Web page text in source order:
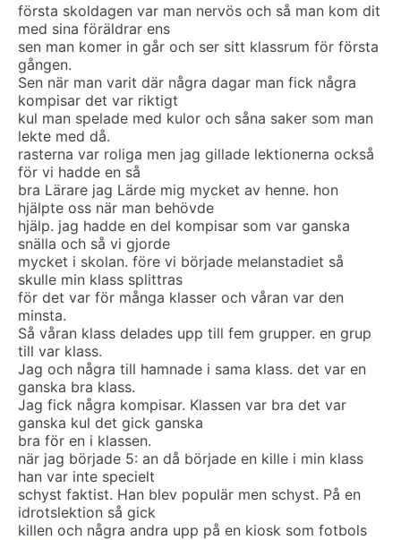
första skoldagen var man nervös och så man kom dit
med sina föräldrar ens
sen man komer in går och ser sitt klassrum för första
gången.
Sen när man varit där några dagar man fick några
kompisar det var riktigt
kul man spelade med kulor och såna saker som man
lekte med då.
rasterna var roliga men jag gillade lektionerna också
för vi hadde en så
bra Lärare jag Lärde mig mycket av henne. hon
hjälpte oss när man behövde
hjälp. jag hadde en del kompisar som var ganska
snälla och så vi gjorde
mycket i skolan. före vi började melanstadiet så
skulle min klass splittras
för det var för många klasser och våran var den
minsta.
Så våran klass delades upp till fem grupper. en grup
till var klass.
Jag och några till hamnade i sama klass. det var en
ganska bra klass.
Jag fick några kompisar. Klassen var bra det var
ganska kul det gick ganska
bra för en i klassen.
när jag började 5: an då började en kille i min klass
han var inte specielt
schyst faktist. Han blev populär men schyst. På en
idrotslektion så gick
killen och några andra upp på en kiosk som fotbols